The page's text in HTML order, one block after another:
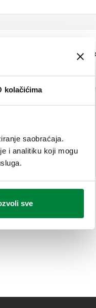
kolačićima
saobraćaja.
i analitiku koji mogu
sve
Motorna
grejanje, DN 32.